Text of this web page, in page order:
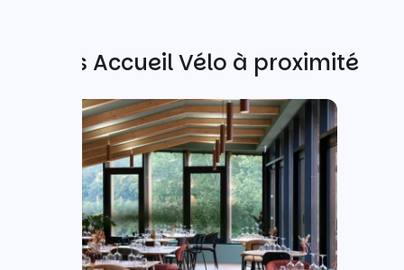
Autres Accueil Vélo à proximité